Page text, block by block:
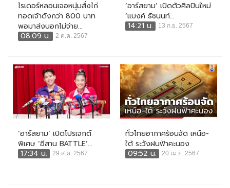
ไรเดอร์หลอนเจอหนุ่มสั่งไก่
ทอดเจ้าดังกว่า 800 บาท
พอมาส่งบอกไม่จ่าย...
08:09 น.
2 ต.ค. 2567
‘อาร์สยาม’ เปิดตัวศิลปินใหม่
‘แบงค์ ธัชนนท์...
14:21 น.
13 ก.ย. 2567
‘อาร์สยาม’ เปิดโปรเจกต์
พิเศษ ‘อีสาน BATTLE’...
17:34 น.
29 ส.ค. 2567
ทั่วไทยอากาศร้อนจัด เหนือ-
ใต้ ระวังฝนฟ้าคะนอง
09:52 น.
20 เม.ย. 2567